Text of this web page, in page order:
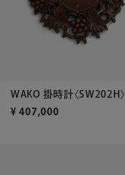
WAKO 掛時計〈SW202H〉
¥ 407,000